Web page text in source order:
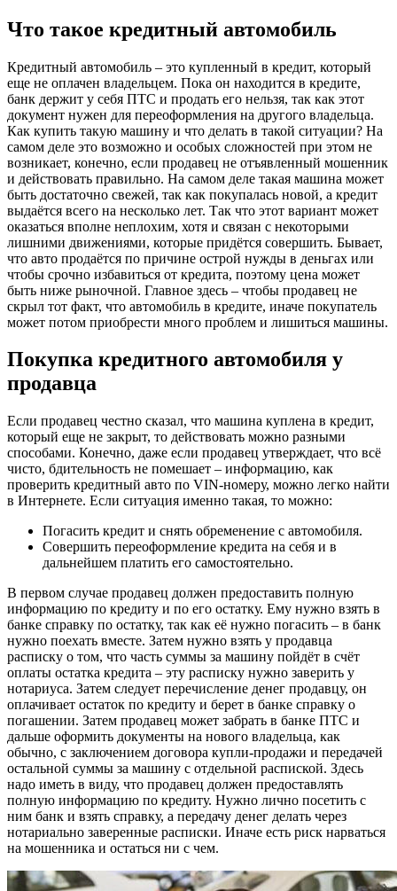
Что такое кредитный автомобиль
Кредитный автомобиль – это купленный в кредит, который
еще не оплачен владельцем. Пока он находится в кредите,
банк держит у себя ПТС и продать его нельзя, так как этот
документ нужен для переоформления на другого владельца.
Как купить такую машину и что делать в такой ситуации? На
самом деле это возможно и особых сложностей при этом не
возникает, конечно, если продавец не отъявленный мошенник
и действовать правильно. На самом деле такая машина может
быть достаточно свежей, так как покупалась новой, а кредит
выдаётся всего на несколько лет. Так что этот вариант может
оказаться вполне неплохим, хотя и связан с некоторыми
лишними движениями, которые придётся совершить. Бывает,
что авто продаётся по причине острой нужды в деньгах или
чтобы срочно избавиться от кредита, поэтому цена может
быть ниже рыночной. Главное здесь – чтобы продавец не
скрыл тот факт, что автомобиль в кредите, иначе покупатель
может потом приобрести много проблем и лишиться машины.
Покупка кредитного автомобиля у
продавца
Если продавец честно сказал, что машина куплена в кредит,
который еще не закрыт, то действовать можно разными
способами. Конечно, даже если продавец утверждает, что всё
чисто, бдительность не помешает – информацию, как
проверить кредитный авто по VIN-номеру, можно легко найти
в Интернете. Если ситуация именно такая, то можно:
Погасить кредит и снять обременение с автомобиля.
Совершить переоформление кредита на себя и в
дальнейшем платить его самостоятельно.
В первом случае продавец должен предоставить полную
информацию по кредиту и по его остатку. Ему нужно взять в
банке справку по остатку, так как её нужно погасить – в банк
нужно поехать вместе. Затем нужно взять у продавца
расписку о том, что часть суммы за машину пойдёт в счёт
оплаты остатка кредита – эту расписку нужно заверить у
нотариуса. Затем следует перечисление денег продавцу, он
оплачивает остаток по кредиту и берет в банке справку о
погашении. Затем продавец может забрать в банке ПТС и
дальше оформить документы на нового владельца, как
обычно, с заключением договора купли-продажи и передачей
остальной суммы за машину с отдельной распиской. Здесь
надо иметь в виду, что продавец должен предоставлять
полную информацию по кредиту. Нужно лично посетить с
ним банк и взять справку, а передачу денег делать через
нотариально заверенные расписки. Иначе есть риск нарваться
на мошенника и остаться ни с чем.